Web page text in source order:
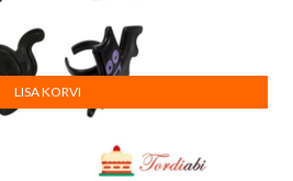
LISA KORVI